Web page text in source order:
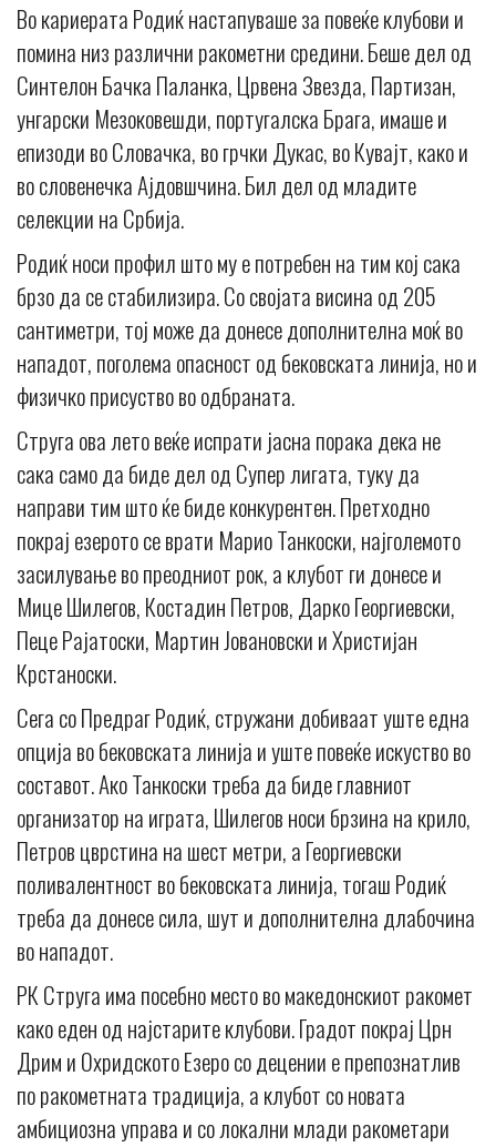
Во кариерата Родиќ настапуваше за повеќе клубови и
помина низ различни ракометни средини. Беше дел од
Синтелон Бачка Паланка, Црвена Звезда, Партизан,
унгарски Мезоковешди, португалска Брага, имаше и
епизоди во Словачка, во грчки Дукас, во Кувајт, како и
во словенечка Ајдовшчина. Бил дел од младите
селекции на Србија.
Родиќ носи профил што му е потребен на тим кој сака
брзо да се стабилизира. Со својата висина од 205
сантиметри, тој може да донесе дополнителна моќ во
нападот, поголема опасност од бековската линија, но и
физичко присуство во одбраната.
Струга ова лето веќе испрати јасна порака дека не
сака само да биде дел од Супер лигата, туку да
направи тим што ќе биде конкурентен. Претходно
покрај езерото се врати Марио Танкоски, најголемото
засилување во преодниот рок, а клубот ги донесе и
Мице Шилегов, Костадин Петров, Дарко Георгиевски,
Пеце Рајатоски, Мартин Јовановски и Христијан
Крстаноски.
Сега со Предраг Родиќ, стружани добиваат уште една
опција во бековската линија и уште повеќе искуство во
составот. Ако Танкоски треба да биде главниот
организатор на играта, Шилегов носи брзина на крило,
Петров цврстина на шест метри, а Георгиевски
поливалентност во бековската линија, тогаш Родиќ
треба да донесе сила, шут и дополнителна длабочина
во нападот.
РК Струга има посебно место во македонскиот ракомет
како еден од најстарите клубови. Градот покрај Црн
Дрим и Охридското Езеро со децении е препознатлив
по ракометната традиција, а клубот со новата
амбициозна управа и со локални млади ракометари